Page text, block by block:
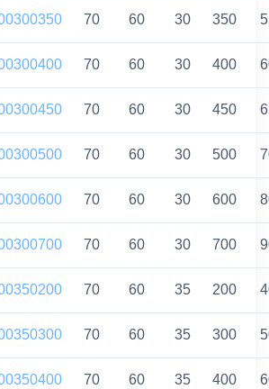
70 60 30 350
70 60 30 400
70 60 30 450
70 60 30 500
70 60 30 600
70 60 30 700
70 60 35 200
70 60 35 300
70 60 35 400